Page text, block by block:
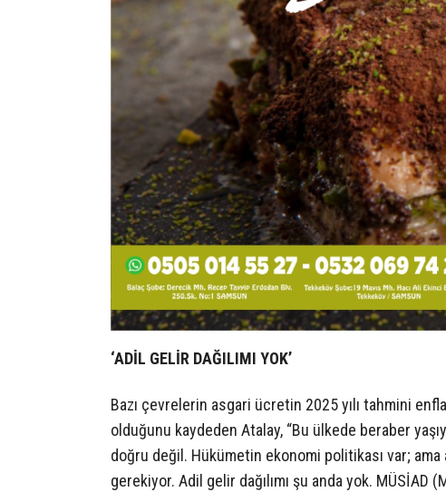
‘ADİL GELİR DAĞILIMI YOK’
Bazı çevrelerin asgari ücretin 2025 yılı tahmini
olduğunu kaydeden Atalay, “Bu ülkede beraber
doğru değil. Hükümetin ekonomi politikası var; ama
gerekiyor. Adil gelir dağılımı şu anda yok. MÜSİAD